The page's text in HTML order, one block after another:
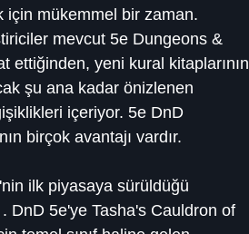
için mükemmel bir zaman.
mevcut 5e Dungeons &
ettiğinden, yeni kural kitaplarının
şu ana kadar önizlenen
içeriyor. 5e DnD
birçok avantajı vardır.
ilk piyasaya sürüldüğü
DnD 5e'ye Tasha's Cauldron of